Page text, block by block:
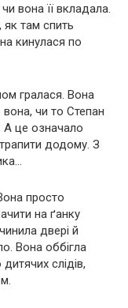
вона її вкладала.
як там спить
кинулася по
гралася. Вона
чи то Степан
А це означало
додому. З
просто
на ґанку
двері й
Вона оббігла
слідів,